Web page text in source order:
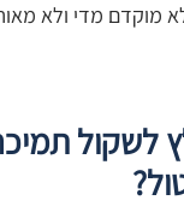
מוקדם מדי ולא
לשקול